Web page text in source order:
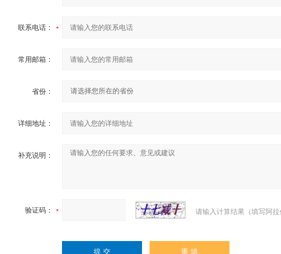
联系电话：
常用邮箱：
省份：
详细地址：
补充说明：
验证码： 请输入计算结果（填写阿